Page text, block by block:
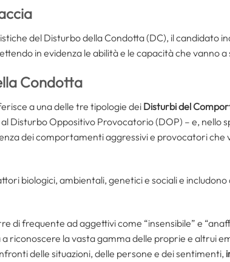
del Disturbo della Condotta (DC), il candidato
in evidenza le abilità e le capacità che vanno a
Condotta
a una delle tre tipologie dei Disturbi del
Oppositivo Provocatorio (DOP) – e, nello
dei comportamenti aggressivi e provocatori che
biologici, ambientali, genetici e sociali e includono
di frequente ad aggettivi come “insensibile” e
riconoscere la vasta gamma delle proprie e altrui
delle situazioni, delle persone e dei sentimenti,